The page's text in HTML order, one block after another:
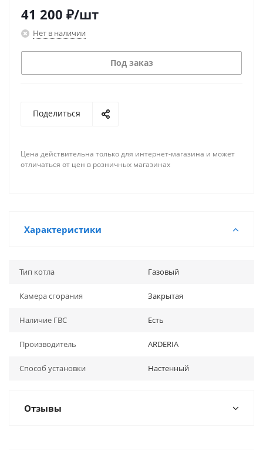
41 200 ₽/шт
Нет в наличии
Под заказ
Поделиться
Цена действительна только для интернет-магазина и может
отличаться от цен в розничных магазинах
Характеристики
Тип котла Газовый
Камера сгорания Закрытая
Наличие ГВС Есть
Производитель ARDERIA
Способ установки Настенный
Отзывы